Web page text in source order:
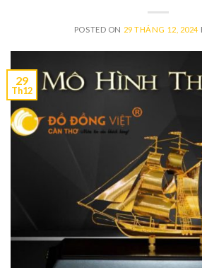
POSTED ON 29 THÁNG 12, 2024
29
Th12